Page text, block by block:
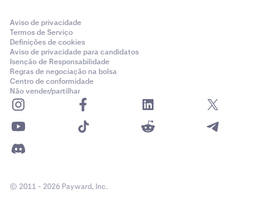
Aviso de privacidade
Termos de Serviço
Definições de cookies
Aviso de privacidade para candidatos
Isenção de Responsabilidade
Regras de negociação na bolsa
Centro de conformidade
Não vender/partilhar
© 2011 - 2026 Payward, Inc.